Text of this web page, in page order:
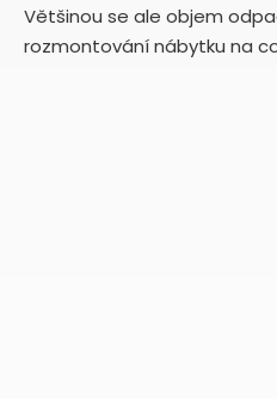
Většinou se ale objem
rozmontování nábytku na